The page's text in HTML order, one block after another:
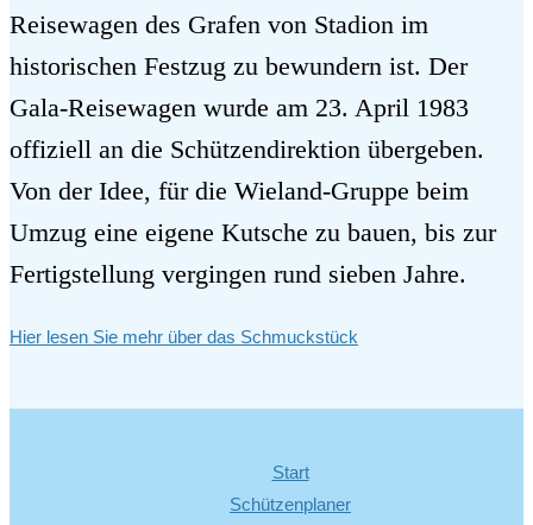
Reisewagen des Grafen von Stadion im
historischen Festzug zu bewundern ist. Der
Gala-Reisewagen wurde am 23. April 1983
offiziell an die Schützendirektion übergeben.
Von der Idee, für die Wieland-Gruppe beim
Umzug eine eigene Kutsche zu bauen, bis zur
Fertigstellung vergingen rund sieben Jahre.
Hier lesen Sie mehr über das Schmuckstück
Start
Schützenplaner